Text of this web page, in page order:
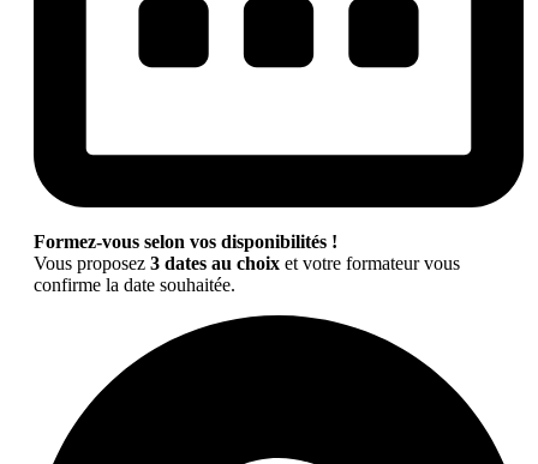
Formez-vous selon vos disponibilités !
Vous proposez 3 dates au choix et votre formateur vous
confirme la date souhaitée.